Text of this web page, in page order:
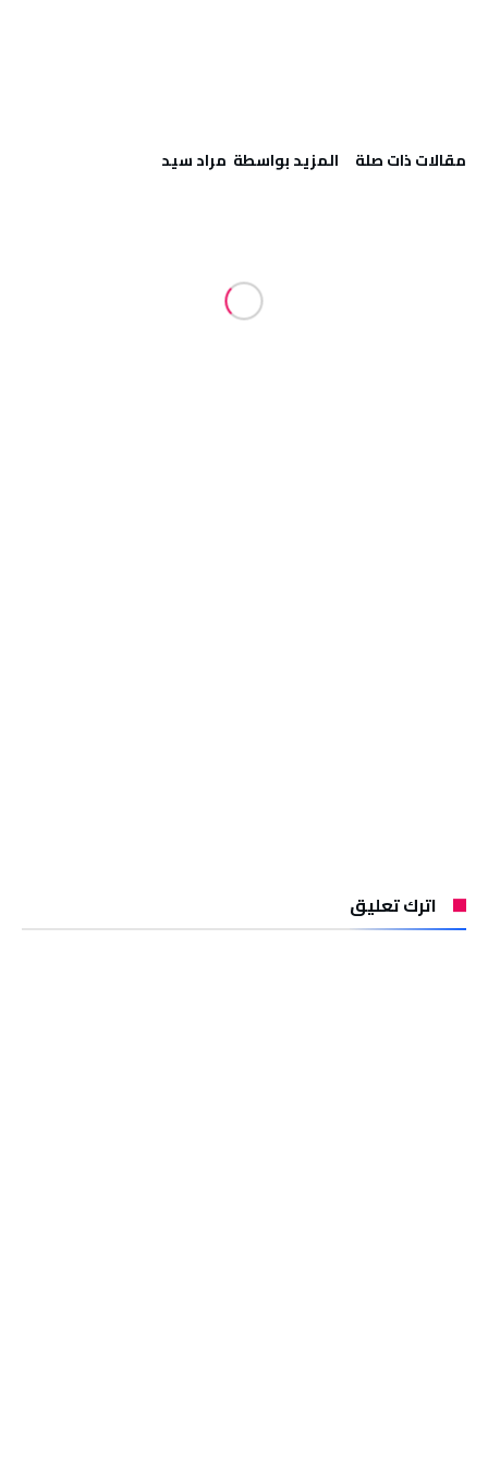
‫مقالات ذات صلة‬ ‫‫المزيد بواسطة‬ ‬ مراد سيد
اترك تعليق